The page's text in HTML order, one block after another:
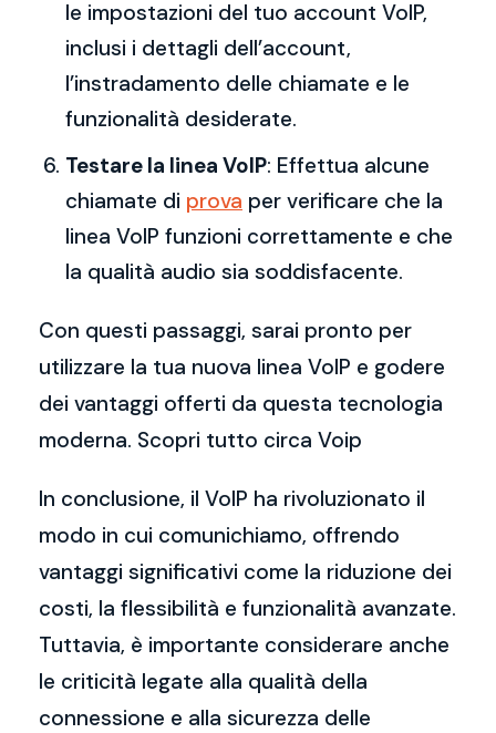
le impostazioni del tuo account VoIP,
inclusi i dettagli dell’account,
l’instradamento delle chiamate e le
funzionalità desiderate.
Testare la linea VoIP: Effettua alcune
chiamate di prova per verificare che la
linea VoIP funzioni correttamente e che
la qualità audio sia soddisfacente.
Con questi passaggi, sarai pronto per
utilizzare la tua nuova linea VoIP e godere
dei vantaggi offerti da questa tecnologia
moderna. Scopri tutto circa Voip
In conclusione, il VoIP ha rivoluzionato il
modo in cui comunichiamo, offrendo
vantaggi significativi come la riduzione dei
costi, la flessibilità e funzionalità avanzate.
Tuttavia, è importante considerare anche
le criticità legate alla qualità della
connessione e alla sicurezza delle